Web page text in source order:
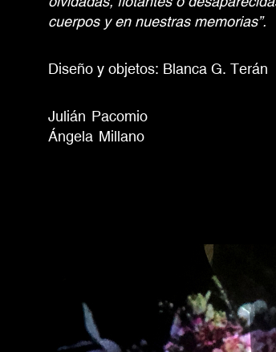
cuerpos y en nuestras memorias”.
Diseño y objetos: Blanca G. Terán
Julián Pacomio
Ángela Millano